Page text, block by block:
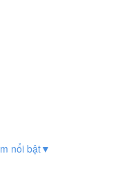
nổi bật▼